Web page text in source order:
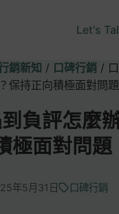
Let's
銷新知 / 口碑行銷 /
保持正向積極面對問題
負評怎麼
極面對問題
年5月31日 口碑行銷